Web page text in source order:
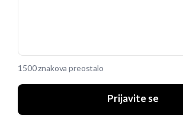
1500 znakova preostalo
Prijavite se